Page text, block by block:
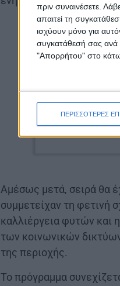
πριν συναινέσετε.
απαιτεί τη
ισχύουν μόνο για
συγκατάθεσή σας ανά
"Απορρήτου" στο κάτω
ΠΕΡΙΣΣΟΤΕΡΕΣ
Αμέσως μετά, σειρά θα
συμμετείχαν τη φετινή
καλλιέργεια φυτών και
των κοινωνικών
της περιοχής.
Το πρόγραμμα